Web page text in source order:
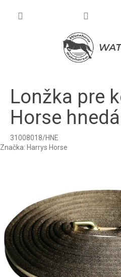
Lonžka pre
Horse
31008018/HNE
Značka: Harrys Horse